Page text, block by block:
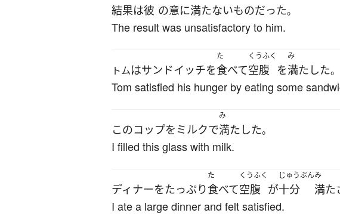
結果は彼 の意に満たないものだった。
The result was unsatisfactory to him.
トムはサンドイッチを
た
食べて
くうふく
空腹 を
み
満たした。
Tom satisfied his hunger by eating some
このコップを ミルクで
み
満たした。
I filled this glass with milk.
ディナーをたっぷり
た
食べて
くうふく
空腹 が
じゅうぶん
十分
み
満た
I ate a large dinner and felt satisfied.